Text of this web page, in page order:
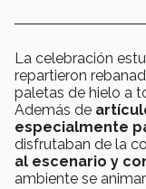
La celebración
repartieron
paletas de hielo a
Además de
especialmente
disfrutaban de la
al escenario y
ambiente se